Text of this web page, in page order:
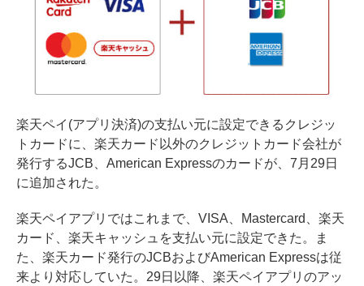
楽天ペイ(アプリ決済)の支払い元に設定できるクレジッ
トカードに、楽天カード以外のクレジットカード会社が
発行するJCB、American Expressのカードが、7月29日
に追加された。
楽天ペイアプリではこれまで、VISA、Mastercard、楽天
カード、楽天キャッシュを支払い元に設定できた。ま
た、楽天カード発行のJCBおよびAmerican Expressは従
来より対応していた。29日以降、楽天ペイアプリのアッ